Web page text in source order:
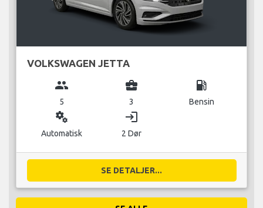
VOLKSWAGEN JETTA
group
5
business_center
3
local_gas_station
Bensin
miscellaneous_services
Automatisk
login
2 Dør
SE DETALJER...